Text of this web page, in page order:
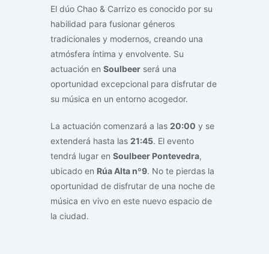
El dúo Chao & Carrizo es conocido por su
habilidad para fusionar géneros
tradicionales y modernos, creando una
atmósfera íntima y envolvente. Su
actuación en Soulbeer será una
oportunidad excepcional para disfrutar de
su música en un entorno acogedor.
La actuación comenzará a las 20:00 y se
extenderá hasta las 21:45. El evento
tendrá lugar en Soulbeer Pontevedra,
ubicado en Rúa Alta nº9. No te pierdas la
oportunidad de disfrutar de una noche de
música en vivo en este nuevo espacio de
la ciudad.